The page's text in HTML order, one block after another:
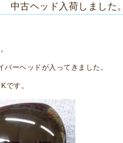
古ヘッド入荷しました。
バーヘッドが入ってきました。
です。